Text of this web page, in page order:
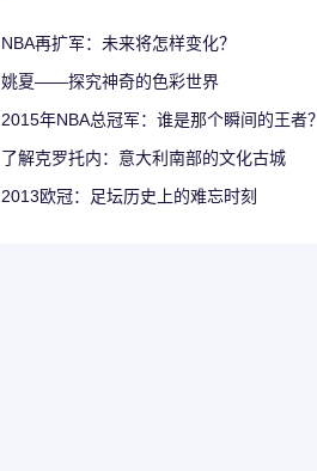
NBA再扩军：未来将怎样变化？
姚夏——探究神奇的色彩世界
2015年NBA总冠军：谁是那个瞬间的王者？
了解克罗托内：意大利南部的文化古城
2013欧冠：足坛历史上的难忘时刻